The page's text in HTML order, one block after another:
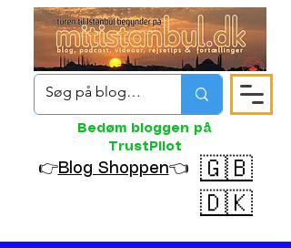
Bedøm bloggen på
TrustPilot
👉Blog Shoppen👈
🇬🇧
🇩🇰